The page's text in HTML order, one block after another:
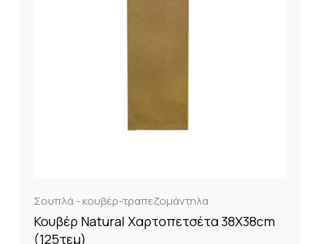
Σουπλά - κουβέρ-τραπεζομάντηλα
Κουβέρ Natural Χαρτοπετσέτα 38X38cm
(125τεμ)